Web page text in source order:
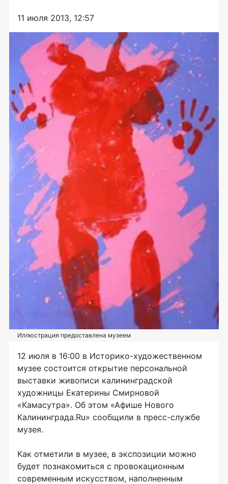
11 июля 2013, 12:57
Иллюстрация предоставлена музеем
12 июля в 16:00 в Историко-художественном
музее состоится открытие персональной
выставки живописи калининградской
художницы Екатерины Смирновой
«Камасутра». Об этом «Афише Нового
Калининграда.Ru» сообщили в пресс-службе
музея.
Как отметили в музее, в экспозиции можно
будет познакомиться с провокационным
современным искусством, наполненным